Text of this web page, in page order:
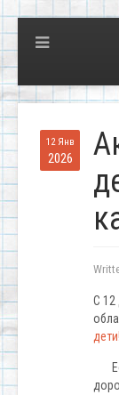
12 Янв
2026
С 12
Её